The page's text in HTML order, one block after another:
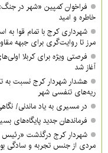
فراخوان کمپین «شهر در
خاطره و امید
شهرداری کرج با تمام قوا به
مرز تا روایت‌گری برای جبهه
فرصتی ویژه برای کربلا
آغاز شد
هشدار شهردار کرج نسبت
ریه‌های تنفسی شهر
در مسیری به یاد ماندنی/
فرماندهان جدید پایگاه‌های
شهردار کرج درگذشت «رئیس
مردی از جنس تجربه و سادگی